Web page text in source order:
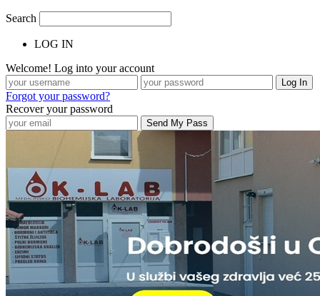
Search
LOG IN
Welcome! Log into your account
Forgot your password?
Recover your password